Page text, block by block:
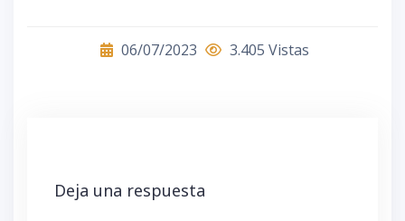
06/07/2023 3.405 Vistas
Deja una respuesta